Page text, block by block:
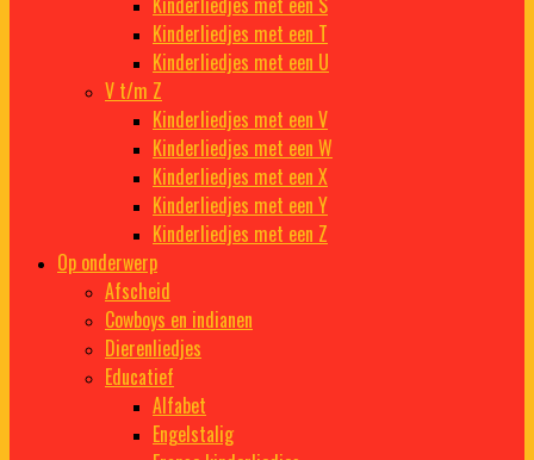
Kinderliedjes met een T
Kinderliedjes met een U
V t/m Z
Kinderliedjes met een V
Kinderliedjes met een W
Kinderliedjes met een X
Kinderliedjes met een Y
Kinderliedjes met een Z
Op onderwerp
Afscheid
Cowboys en indianen
Dierenliedjes
Educatief
Alfabet
Engelstalig